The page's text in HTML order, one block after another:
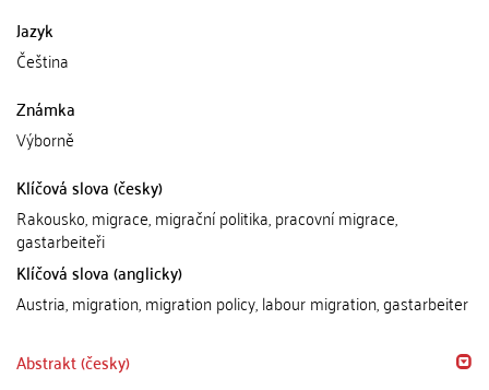
Jazyk
Čeština
Známka
Výborně
Klíčová slova (česky)
Rakousko, migrace, migrační politika, pracovní migrace,
gastarbeiteři
Klíčová slova (anglicky)
Austria, migration, migration policy, labour migration, gastarbeiter
Abstrakt (česky)